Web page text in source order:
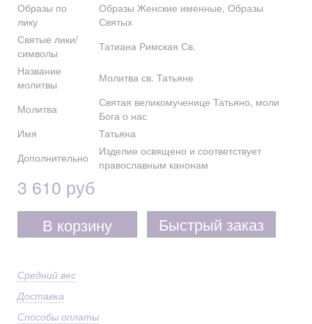
Образы по
лику
Образы Женские именные, Образы
Святых
Святые лики/
символы
Татиана Римская Св.
Название
молитвы
Молитва св. Татьяне
Молитва
Святая великомученице Татьяно, моли
Бога о нас
Имя
Татьяна
Дополнительно
Изделие освящено и соответствует
православным канонам
3 610 руб
В корзину Быстрый заказ
Средний вес
Доставка
Способы оплаты